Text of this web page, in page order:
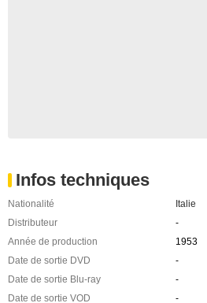
Infos techniques
Nationalité
Italie
Distributeur
-
Année de production
1953
Date de sortie DVD
-
Date de sortie Blu-ray
-
Date de sortie VOD
-